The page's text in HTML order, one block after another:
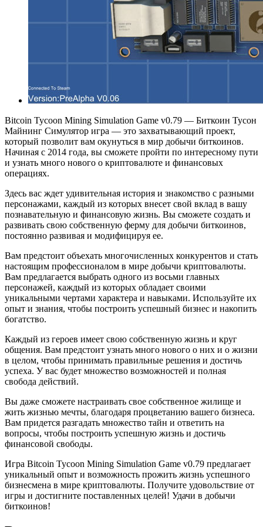
Bitcoin Tycoon Mining Simulation Game v0.79 — Биткоин Тусон
Майнинг Симулятор игра — это захватывающий проект,
который позволит вам окунуться в мир добычи биткоинов.
Начиная с 2014 года, вы сможете пройти по интересному пути
и узнать много нового о криптовалюте и финансовых
операциях.
Здесь вас ждет удивительная история и знакомство с разными
персонажами, каждый из которых внесет свой вклад в вашу
познавательную и финансовую жизнь. Вы сможете создать и
развивать свою собственную ферму для добычи биткоинов,
постоянно развивая и модифицируя ее.
Вам предстоит объехать многочисленных конкурентов и стать
настоящим профессионалом в мире добычи криптовалюты.
Вам предлагается выбрать одного из восьми главных
персонажей, каждый из которых обладает своими
уникальными чертами характера и навыками. Используйте их
опыт и знания, чтобы построить успешный бизнес и накопить
богатство.
Каждый из героев имеет свою собственную жизнь и круг
общения. Вам предстоит узнать много нового о них и о жизни
в целом, чтобы принимать правильные решения и достичь
успеха. У вас будет множество возможностей и полная
свобода действий.
Вы даже сможете настраивать свое собственное жилище и
жить жизнью мечты, благодаря процветанию вашего бизнеса.
Вам придется разгадать множество тайн и ответить на
вопросы, чтобы построить успешную жизнь и достичь
финансовой свободы.
Игра Bitcoin Tycoon Mining Simulation Game v0.79 предлагает
уникальный опыт и возможность прожить жизнь успешного
бизнесмена в мире криптовалюты. Получите удовольствие от
игры и достигните поставленных целей! Удачи в добычи
биткоинов!